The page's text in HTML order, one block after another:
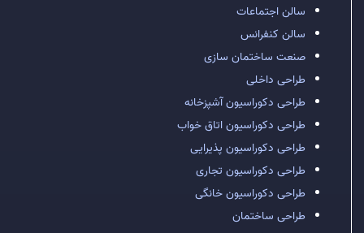
سالن اجتماعات
سالن کنفرانس
صنعت ساختمان سازی
طراحی داخلی
طراحی دکوراسیون آشپزخانه
طراحی دکوراسیون اتاق خواب
طراحی دکوراسیون پذیرایی
طراحی دکوراسیون تجاری
طراحی دکوراسیون خانگی
طراحی ساختمان